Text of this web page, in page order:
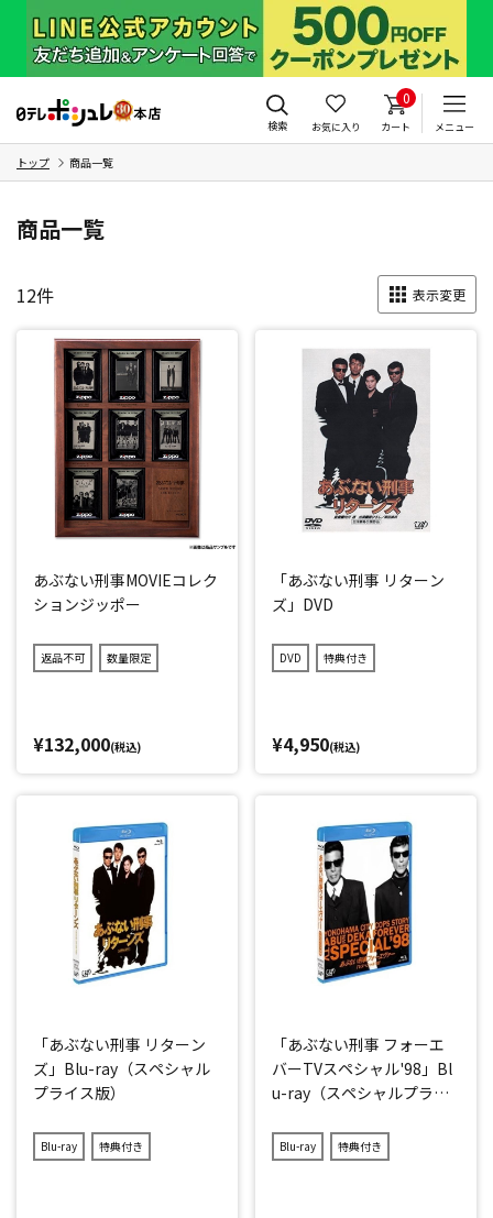
検索 お気に入り
0
カート メニュー
トップ 商品一覧
商品一覧
12件 表示変更
あぶない刑事MOVIEコレク
ションジッポー
返品不可 数量限定
¥132,000(税込)
「あぶない刑事 リターン
ズ」DVD
DVD 特典付き
¥4,950(税込)
「あぶない刑事 リターン
ズ」Blu-ray（スペシャル
プライス版）
Blu-ray 特典付き
「あぶない刑事 フォーエ
バーTVスペシャル'98」Bl
u-ray（スペシャルプライ
Blu-ray 特典付き